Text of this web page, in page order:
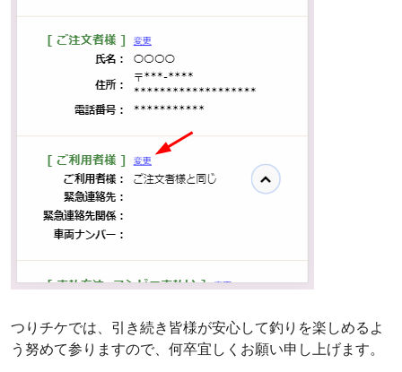
つりチケでは、引き続き皆様が安心して釣りを楽しめるよ
う努めて参りますので、何卒宜しくお願い申し上げます。